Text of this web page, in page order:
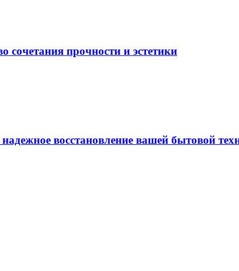
сочетания прочности и эстетики
восстановление вашей бытовой